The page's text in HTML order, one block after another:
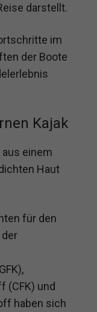
darstellt.
im
der Boote
Kajak
einem
Haut
für den
(CFK) und
haben sich